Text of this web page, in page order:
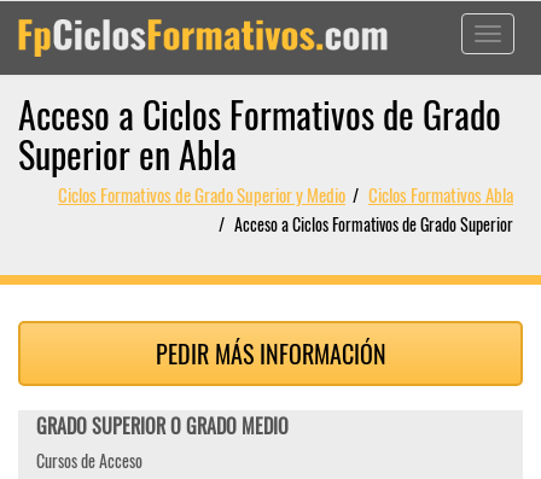
Toggle
Acceso a Ciclos Formativos de Grado
Superior en Abla
Ciclos Formativos de Grado Superior y Medio Ciclos Formativos Abla
Acceso a Ciclos Formativos de Grado Superior
PEDIR MÁS INFORMACIÓN
GRADO SUPERIOR O GRADO MEDIO
Cursos de Acceso